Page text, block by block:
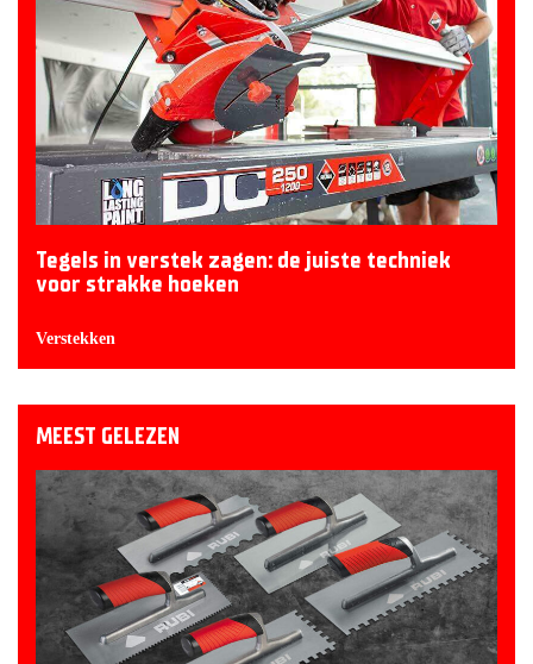
Tegels in verstek zagen: de juiste techniek
voor strakke hoeken
Verstekken
MEEST GELEZEN